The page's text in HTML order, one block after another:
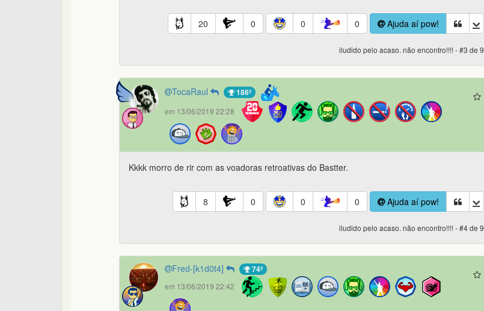
20 0 0 0 Ajuda aí pow!
iludido pelo acaso. não encontro!!!! - #3 de 9
TocaRaul 186º
em 13/06/2019 22:28
Kkkk morro de rir com as voadoras retroativas do Bastter.
8 0 0 0 Ajuda aí pow!
iludido pelo acaso. não encontro!!!! - #4 de 9
Fred-[k1d0t4] 74º
em 13/06/2019 22:42